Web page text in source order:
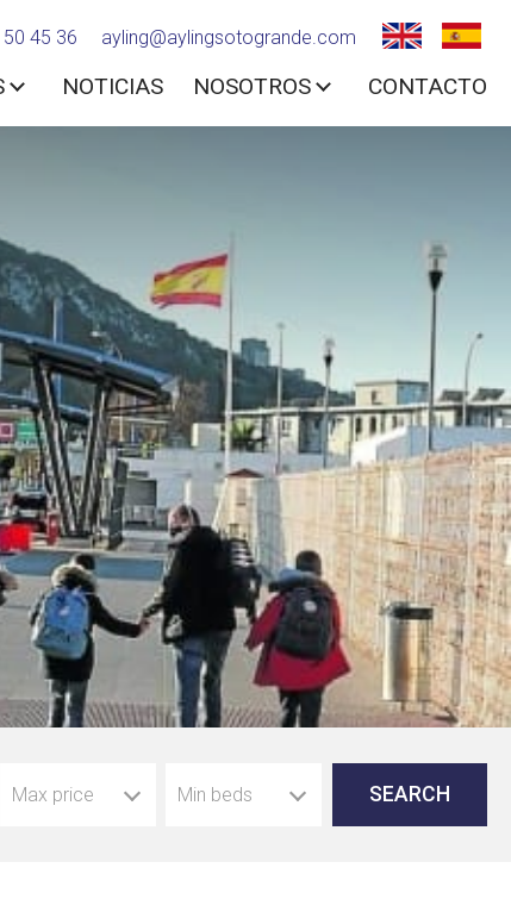
45 36 ayling@aylingsotogrande.com
NOTICIAS NOSOTROS CONTACTO
Max price Min beds